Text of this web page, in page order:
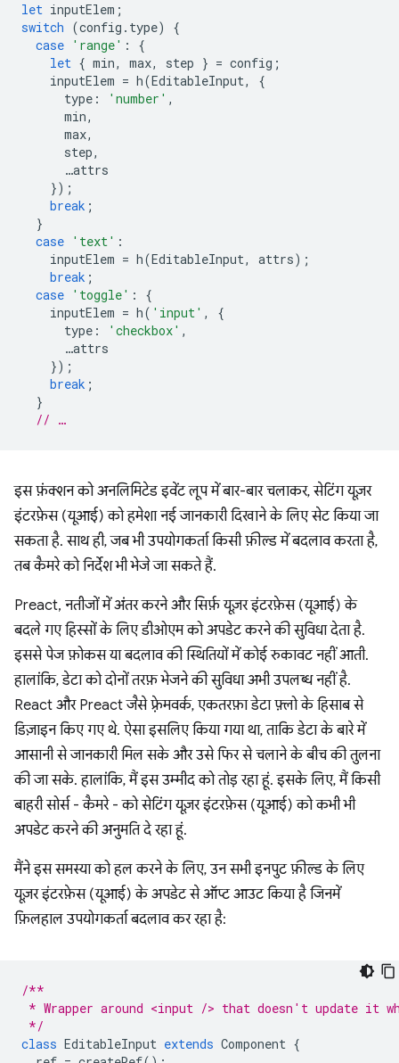
let inputElem ;
switch (config . type)
{
case 'range' :
{
let { min, max, step } = config ;
inputElem = h(EditableInput,
{
type : 'number' ,
min,
max,
step,
…attrs
});
break ;
}
case 'text' :
inputElem = h(EditableInput, attrs);
break ;
case 'toggle' :
{
inputElem = h( 'input' ,
{
type : 'checkbox' ,
…attrs
});
break ;
}
// …
इस फ़ंक्शन को अनलिमिटेड इवेंट लूप में बार-बार चलाकर, सेटिंग यूज़र
इंटरफ़ेस (यूआई) को हमेशा नई जानकारी दिखाने के लिए सेट किया जा
सकता है. साथ ही, जब भी उपयोगकर्ता किसी फ़ील्ड में बदलाव करता है,
तब कैमरे को निर्देश भी भेजे जा सकते हैं.
Preact, नतीजों में अंतर करने और सिर्फ़ यूज़र इंटरफ़ेस (यूआई) के
बदले गए हिस्सों के लिए डीओएम को अपडेट करने की सुविधा देता है.
इससे पेज फ़ोकस या बदलाव की स्थितियों में कोई रुकावट नहीं आती.
हालांकि, डेटा को दोनों तरफ़ भेजने की सुविधा अभी उपलब्ध नहीं है.
React और Preact जैसे फ़्रेमवर्क, एकतरफ़ा डेटा फ़्लो के हिसाब से
डिज़ाइन किए गए थे. ऐसा इसलिए किया गया था, ताकि डेटा के बारे में
आसानी से जानकारी मिल सके और उसे फिर से चलाने के बीच की तुलना
की जा सके. हालांकि, मैं इस उम्मीद को तोड़ रहा हूं. इसके लिए, मैं किसी
बाहरी सोर्स - कैमरे - को सेटिंग यूज़र इंटरफ़ेस (यूआई) को कभी भी
अपडेट करने की अनुमति दे रहा हूं.
मैंने इस समस्या को हल करने के लिए, उन सभी इनपुट फ़ील्ड के लिए
यूज़र इंटरफ़ेस (यूआई) के अपडेट से ऑप्ट आउट किया है जिनमें
फ़िलहाल उपयोगकर्ता बदलाव कर रहा है:
/**
* Wrapper around <input /> that doesn't update
*/
class EditableInput extends Component {